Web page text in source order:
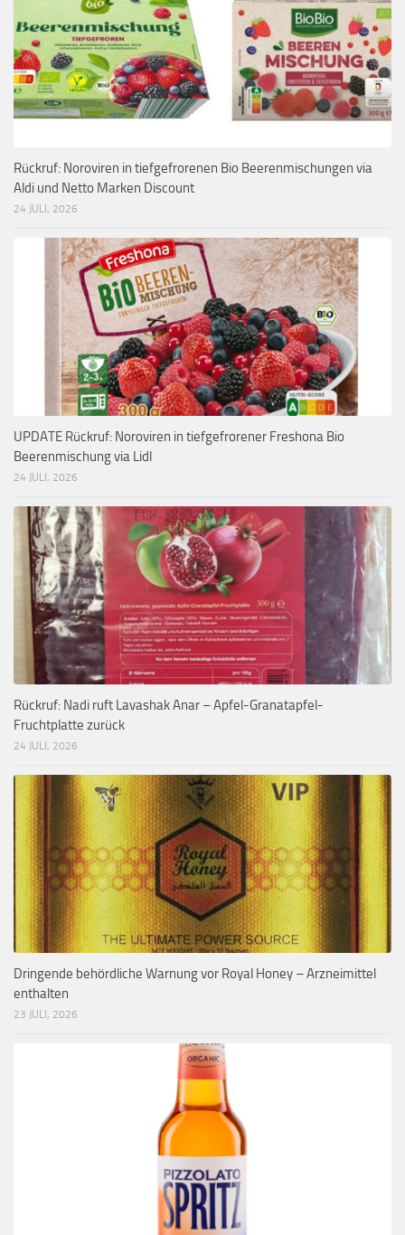
Rückruf: Noroviren in tiefgefrorenen Bio Beerenmischungen via
Aldi und Netto Marken Discount
24 JULI, 2026
UPDATE Rückruf: Noroviren in tiefgefrorener Freshona Bio
Beerenmischung via Lidl
24 JULI, 2026
Rückruf: Nadi ruft Lavashak Anar – Apfel-Granatapfel-
Fruchtplatte zurück
24 JULI, 2026
Dringende behördliche Warnung vor Royal Honey – Arzneimittel
enthalten
23 JULI, 2026